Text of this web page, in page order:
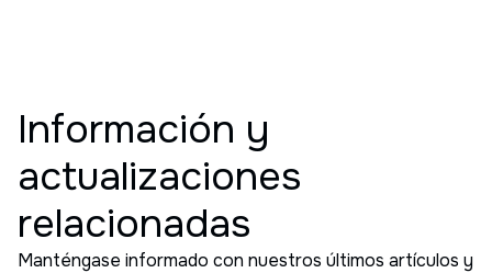
Información y
actualizaciones
relacionadas
Manténgase informado con nuestros últimos artículos y